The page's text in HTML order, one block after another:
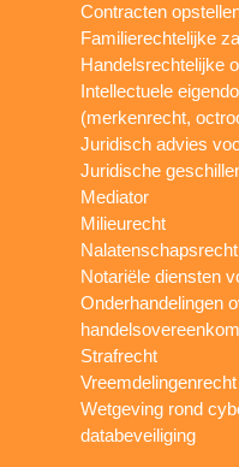
Contracten
Familierechtelijke
Handelsrechtelijke
Intellectuele
(merkenrecht,
Juridisch advies
Juridische
Mediator
Milieurecht
Notariële diensten
Onderhandelingen
Strafrecht
Vreemdelingenrecht
Wetgeving rond
databeveiliging